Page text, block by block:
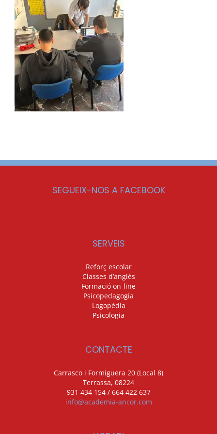
SEGUEIX-NOS A FACEBOOK
SERVEIS
Reforç escolar
Classes d’anglès
Formació on-line
Psicopedagogia
Logopèdia
Psicologia
CONTACTE
Carrasco i Formiguera 20 (Local 8)
Terrassa, 08224
931 434 154 / 664 422 637
info@academia-ancor.com